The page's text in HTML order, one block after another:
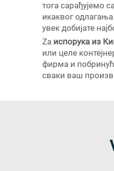
тога сарађујемо
икаквог
увек добијате
Za испорука из
или целе
фирма и
сваки ваш